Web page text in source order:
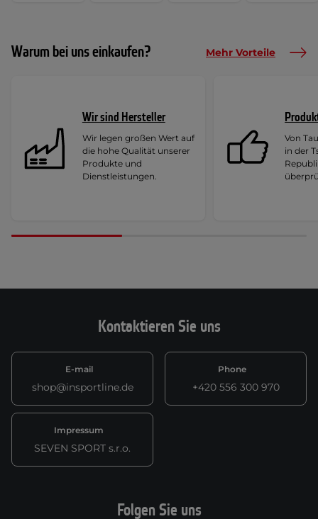
Warum bei uns einkaufen? Mehr Vorteile
Wir sind Hersteller
Wir legen großen Wert auf
die hohe Qualität unserer
Produkte und
Dienstleistungen.
Von
in der
Kontaktieren Sie uns
E-mail
shop@insportline.de
Phone
+420 556 300 970
Impressum
SEVEN SPORT s.r.o.
Folgen Sie uns